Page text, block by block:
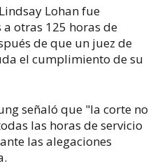
Lohan fue
otras 125 horas de
de que un juez de
el cumplimiento de su
señaló que "la corte no
las horas de servicio
las alegaciones